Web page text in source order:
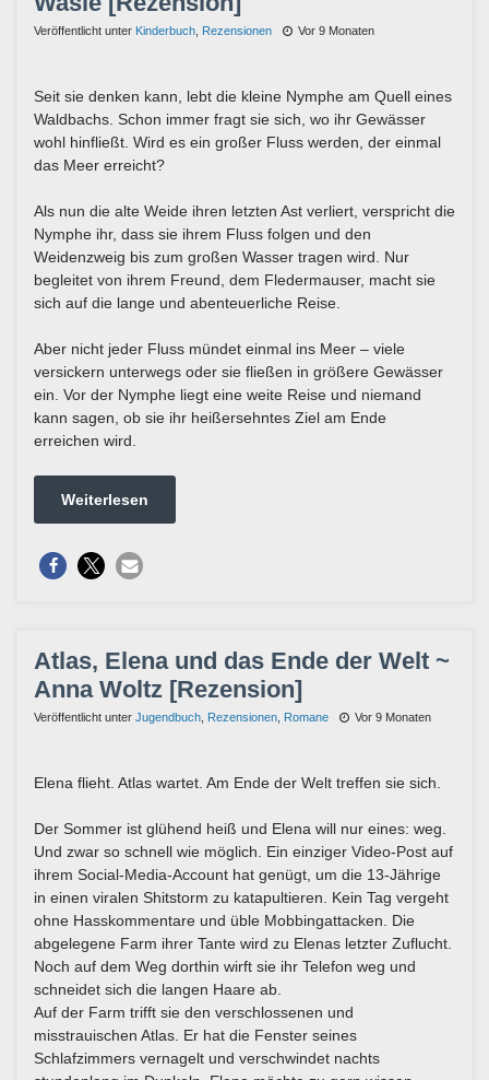
Veröffentlicht unter Kinderbuch Rezensionen Vor 9 Monaten
Seit sie denken kann, lebt die kleine Nymphe am Quell eines
Waldbachs. Schon immer fragt sie sich, wo ihr Gewässer
wohl hinfließt. Wird es ein großer Fluss werden, der einmal
das Meer erreicht?
Als nun die alte Weide ihren letzten Ast verliert, verspricht die
Nymphe ihr, dass sie ihrem Fluss folgen und den
Weidenzweig bis zum großen Wasser tragen wird. Nur
begleitet von ihrem Freund, dem Fledermauser, macht sie
sich auf die lange und abenteuerliche Reise.
Aber nicht jeder Fluss mündet einmal ins Meer – viele
versickern unterwegs oder sie fließen in größere Gewässer
ein. Vor der Nymphe liegt eine weite Reise und niemand
kann sagen, ob sie ihr heißersehntes Ziel am Ende
erreichen wird.
Weiterlesen
Atlas, Elena und das Ende der Welt ~
Anna Woltz [Rezension]
Veröffentlicht unter Jugendbuch Rezensionen Romane Vor 9 Monaten
Elena flieht. Atlas wartet. Am Ende der Welt treffen sie sich.
Der Sommer ist glühend heiß und Elena will nur eines: weg.
Und zwar so schnell wie möglich. Ein einziger Video-Post auf
ihrem Social-Media-Account hat genügt, um die 13-Jährige
in einen viralen Shitstorm zu katapultieren. Kein Tag vergeht
ohne Hasskommentare und üble Mobbingattacken. Die
abgelegene Farm ihrer Tante wird zu Elenas letzter Zuflucht.
Noch auf dem Weg dorthin wirft sie ihr Telefon weg und
schneidet sich die langen Haare ab.
Auf der Farm trifft sie den verschlossenen und
misstrauischen Atlas. Er hat die Fenster seines
Schlafzimmers vernagelt und verschwindet nachts